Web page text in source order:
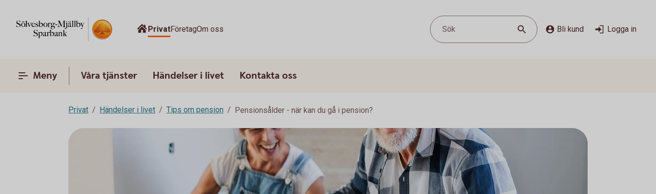
PrivatFöretagOm oss Sök Bli kund Logga in
Meny Våra tjänster Händelser i livet Kontakta oss
Privat Händelser i livet Tips om pension Pensionsålder - när kan du gå i pension?